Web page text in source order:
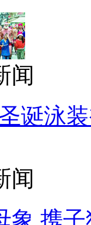
闻
诞泳
闻
象 携